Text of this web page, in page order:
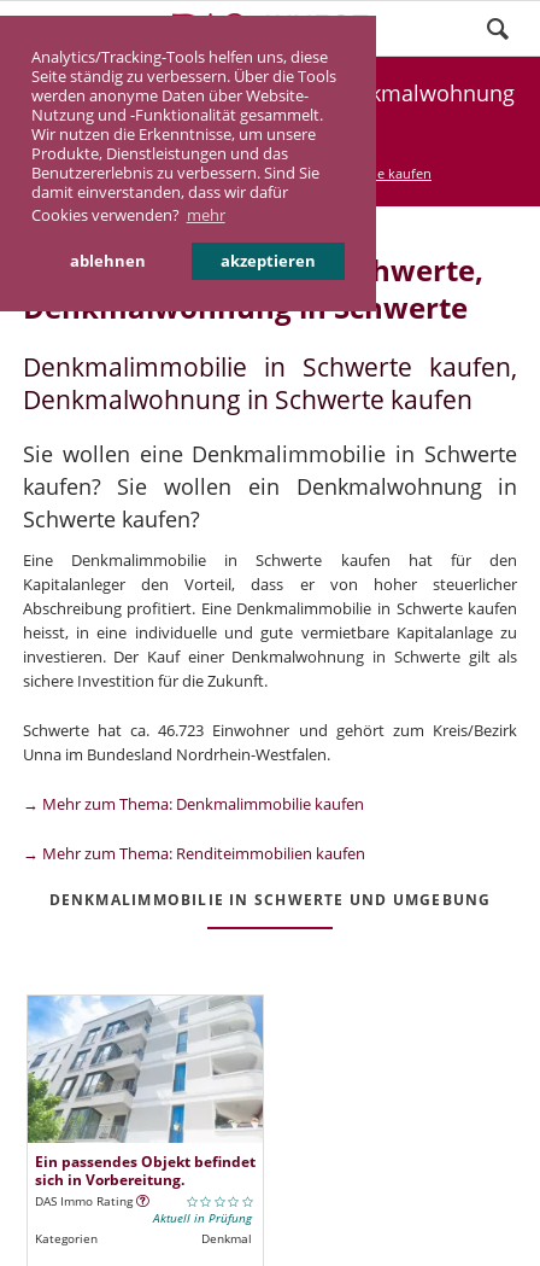
Analytics/Tracking-Tools helfen uns, diese
Seite ständig zu verbessern. Über die Tools
werden anonyme Daten über Website-
Nutzung und -Funktionalität gesammelt.
Wir nutzen die Erkenntnisse, um unsere
Produkte, Dienstleistungen und das
Benutzererlebnis zu verbessern. Sind Sie
damit einverstanden, dass wir dafür
Cookies verwenden? mehr
ablehnen akzeptieren
Denkmalimmobilie Schwerte, Denkmalwohnung
Schwerte
DASINVEST Service Denkmalimmobilie kaufen
Denkmalimmobilie in Schwerte,
Denkmalwohnung in Schwerte
Denkmalimmobilie in Schwerte kaufen,
Denkmalwohnung in Schwerte kaufen
Sie wollen eine Denkmalimmobilie in Schwerte
kaufen? Sie wollen ein Denkmalwohnung in
Schwerte kaufen?
Eine Denkmalimmobilie in Schwerte kaufen hat für den
Kapitalanleger den Vorteil, dass er von hoher steuerlicher
Abschreibung profitiert. Eine Denkmalimmobilie in Schwerte kaufen
heisst, in eine individuelle und gute vermietbare Kapitalanlage zu
investieren. Der Kauf einer Denkmalwohnung in Schwerte gilt als
sichere Investition für die Zukunft.
Schwerte hat ca. 46.723 Einwohner und gehört zum Kreis/Bezirk
Unna im Bundesland Nordrhein-Westfalen.
→ Mehr zum Thema: Denkmalimmobilie kaufen
→ Mehr zum Thema: Renditeimmobilien kaufen
DENKMALIMMOBILIE IN SCHWERTE UND UMGEBUNG
Ein passendes Objekt befindet
sich in Vorbereitung.
DAS Immo Rating
Aktuell in Prüfung
Kategorien
Denkmal